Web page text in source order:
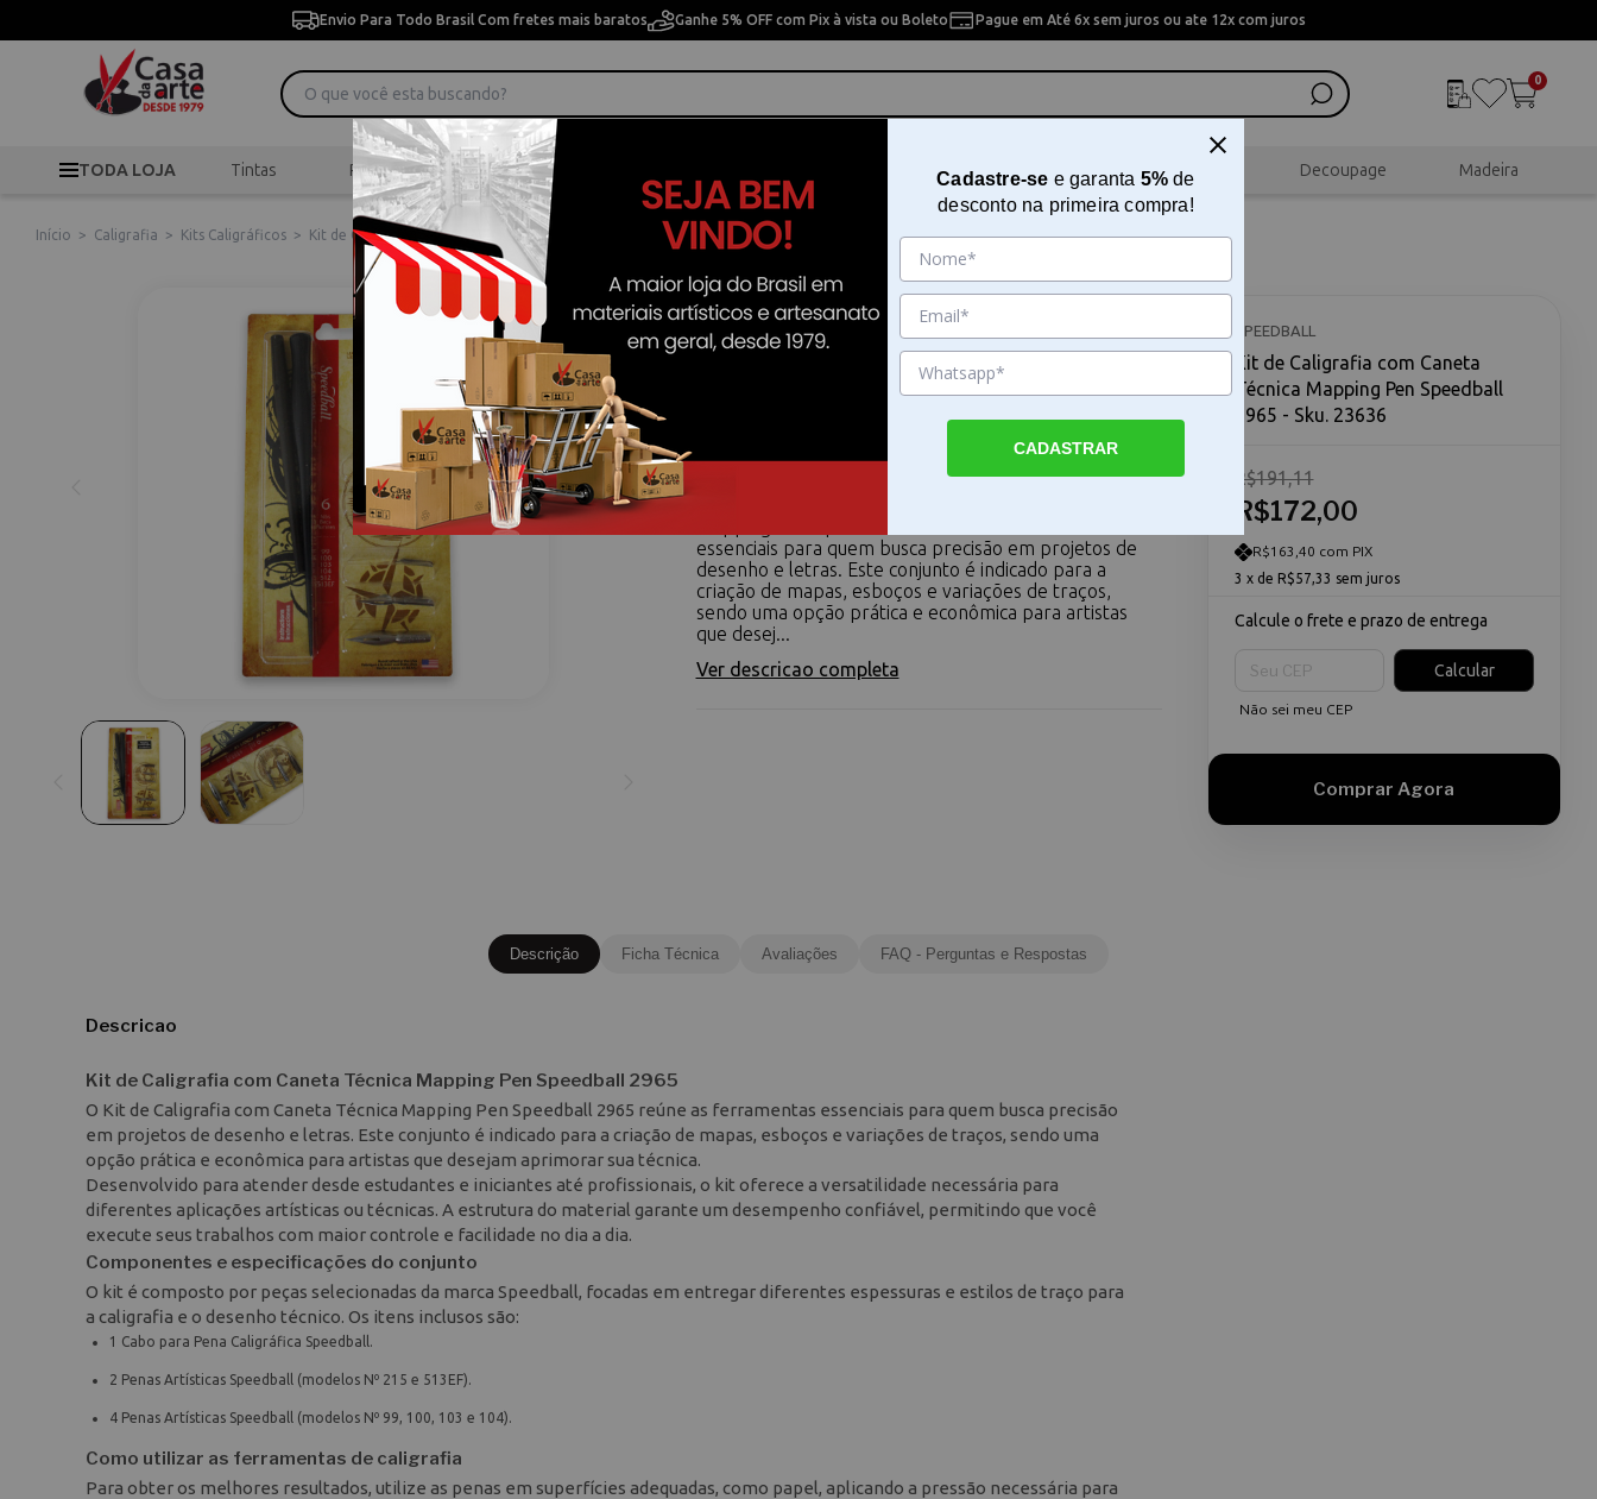
Envio Para Todo Brasil Com fretes mais baratos Ganhe 5% OFF com Pix à vista ou Boleto Pague em Até 6x sem juros ou ate 12x com juros
0
TODA LOJA Tintas Pincéis Desenho Pintura Artesanal Scrapbook Decoupage Madeira
Início > Caligrafia > Kits Caligráficos > Kit de Caligrafia com Caneta Técnica Mapping Pen Speedball 2965
Kit de Caligrafia com Caneta Técnica
Mapping Pen Speedball 2965
Kit de Caligrafia com Caneta Técnica Mapping Pen
essenciais para quem busca precisão em projetos de
desenho e letras. Este conjunto é indicado para a
criação de mapas, esboços e variações de traços,
sendo uma opção prática e econômica para artistas
que desej...
Ver descricao completa
SPEEDBALL
Kit de Caligrafia com Caneta
Técnica Mapping Pen Speedball
2965 - Sku. 23636
R$172,00
R$191,11
R$163,40 com PIX
3 x de R$57,33 sem juros
Calcule o frete e prazo de entrega
Calcular
Não sei meu CEP
Descrição Ficha Técnica Avaliações FAQ - Perguntas e Respostas
Descricao
Kit de Caligrafia com Caneta Técnica Mapping Pen Speedball 2965
O Kit de Caligrafia com Caneta Técnica Mapping Pen Speedball 2965 reúne as ferramentas essenciais para quem busca precisão
em projetos de desenho e letras. Este conjunto é indicado para a criação de mapas, esboços e variações de traços, sendo uma
opção prática e econômica para artistas que desejam aprimorar sua técnica.
Desenvolvido para atender desde estudantes e iniciantes até profissionais, o kit oferece a versatilidade necessária para
diferentes aplicações artísticas ou técnicas. A estrutura do material garante um desempenho confiável, permitindo que você
execute seus trabalhos com maior controle e facilidade no dia a dia.
Componentes e especificações do conjunto
O kit é composto por peças selecionadas da marca Speedball, focadas em entregar diferentes espessuras e estilos de traço para
a caligrafia e o desenho técnico. Os itens inclusos são:
1 Cabo para Pena Caligráfica Speedball.
2 Penas Artísticas Speedball (modelos Nº 215 e 513EF).
4 Penas Artísticas Speedball (modelos Nº 99, 100, 103 e 104).
Como utilizar as ferramentas de caligrafia
Para obter os melhores resultados, utilize as penas em superfícies adequadas, como papel, aplicando a pressão necessária para
Cadastre-se e garanta 5%de
desconto na primeira compra!
CADASTRAR